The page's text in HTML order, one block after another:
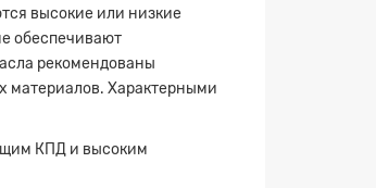
высокие или низкие
обеспечивают
рекомендованы
материалов. Характерными
КПД и высоким